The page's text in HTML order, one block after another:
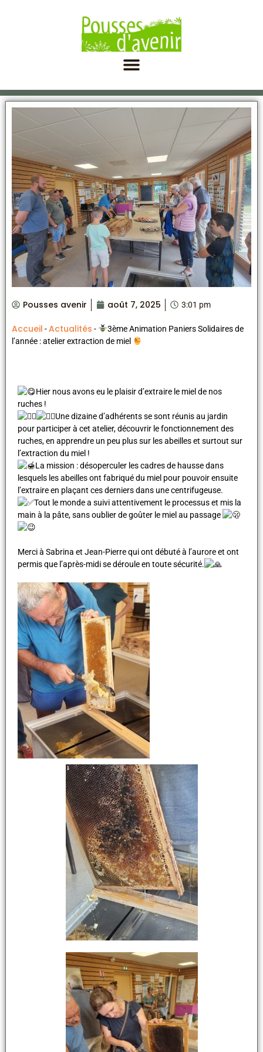
Pousses avenir août 7, 2025 3:01 pm
Accueil -Actualités -
3ème Animation Paniers Solidaires de
l’année : atelier extraction de miel
Hier nous avons eu le plaisir d’extraire le miel de nos
ruches !
Une dizaine d’adhérents se sont réunis au jardin
pour participer à cet atelier, découvrir le fonctionnement des
ruches, en apprendre un peu plus sur les abeilles et surtout sur
l’extraction du miel !
La mission : désoperculer les cadres de hausse dans
lesquels les abeilles ont fabriqué du miel pour pouvoir ensuite
l’extraire en plaçant ces derniers dans une centrifugeuse.
Tout le monde a suivi attentivement le processus et mis la
main à la pâte, sans oublier de goûter le miel au passage
Merci à Sabrina et Jean-Pierre qui ont débuté à l’aurore et ont
permis que l’après-midi se déroule en toute sécurité.